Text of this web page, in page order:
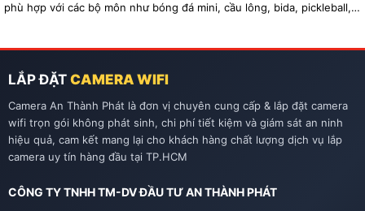
phù hợp với các bộ môn như bóng đá mini, cầu lông, bida, pickleball,
LẮP ĐẶT CAMERA WIFI
Camera An Thành Phát là đơn vị chuyên cung cấp & lắp đặt camera
wifi trọn gói không phát sinh, chi phí tiết kiệm và giám sát an ninh
hiệu quả, cam kết mang lại cho khách hàng chất lượng dịch vụ lắp
camera uy tín hàng đầu tại TP.HCM
CÔNG TY TNHH TM-DV ĐẦU TƯ AN THÀNH PHÁT